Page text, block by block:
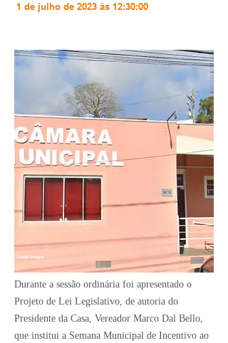
1 de julho de 2023 às 12:30:00
Crédito Imagem:
Durante a sessão ordinária foi apresentado o
Projeto de Lei Legislativo, de autoria do
Presidente da Casa, Vereador Marco Dal Bello,
que institui a Semana Municipal de Incentivo ao